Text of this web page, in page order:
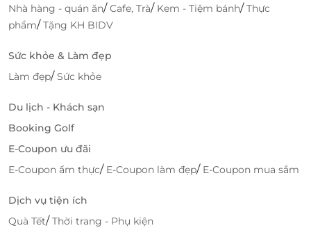
Nhà hàng - quán ăn/Cafe, Trà/ Kem - Tiệm bánh/Thực
phẩm/Tặng KH BIDV
Sức khỏe & Làm đẹp
Làm đẹp/Sức khỏe
Du lịch - Khách sạn
Booking Golf
E-Coupon ưu đãi
E-Coupon ẩm thực/ E-Coupon làm đẹp/ E-Coupon mua sắm
Dịch vụ tiện ích
Quà Tết/Thời trang - Phụ kiện